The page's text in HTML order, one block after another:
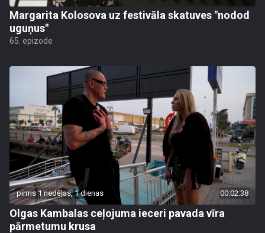
Margarita Kolosova uz festivāla skatuves "nodod
uguņus"
65. epizode
pirms 1 nedēļas, 1 dienas 00:02:38
Olgas Kambalas ceļojuma ieceri pavada vīra
pārmetumu krusa